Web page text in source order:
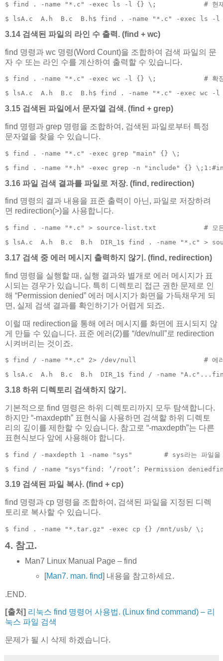
$ find . -name "*.c" -exec ls -l {} \;            # 현재 디렉
$ lsA.c  A.h  B.c  B.h$ find . -name "*.c" -exec ls -l
3.14 검색된 파일의 라인 수 출력. (find + wc)
find 명령과 wc 명령(Word Count)을 조합하여 검색 파일의 문
자 수 또는 라인 수를 계산하여 출력할 수 있습니다.
$ find . -name "*.c" -exec wc -l {} \;            # 확장자
$ lsA.c  A.h  B.c  B.h$ find . -name "*.c" -exec wc -
3.15 검색된 파일에서 문자열 검색. (find + grep)
find 명령과 grep 명령을 조합하여, 검색된 파일로부터 특정
문자열을 찾을 수 있습니다.
$ find . -name "*.c" -exec grep "main" {} \;
$ find . -name "*.h" -exec grep -n "include" {}
3.16 파일 검색 결과를 파일로 저장. (find, redirection)
find 명령의 결과 내용을 표준 출력이 아닌, 파일로 저장하려
면 redirection(>)을 사용합니다.
$ find . -name "*.c" > source-list.txt            # 모든 c
$ lsA.c  A.h  B.c  B.h  DIR_1$ find . -name "*.c" >
3.17 검색 중 에러 메시지 출력하지 않기. (find, redirection)
find 명령을 실행할 때, 실행 결과와 별개로 에러 메시지가 표
시되는 경우가 있습니다. 특히 디렉토리 접근 권한 문제로 인
해 “Permission denied” 에러 메시지가 화면을 가득채우게 되
면, 실제 검색 결과를 확인하기가 어렵게 되죠.
이럴 때 redirection을 통해 에러 메시지를 화면에 표시되지 않
게 만들 수 있습니다. 표준 에러(2)를 “/dev/null”로 redirection
시켜버리는 것이죠.
$ find / -name "*.c" 2> /dev/null                 # 에러 메
$ lsA.c  A.h  B.c  B.h  DIR_1$ find / -name
3.18 하위 디렉토리 검색하지 않기.
기본적으로 find 명령은 하위 디렉토리까지 모두 탐색합니다.
하지만 “-maxdepth” 표현식을 사용하면 검색할 하위 디렉토
리의 깊이를 제한할 수 있습니다. 참고로 “-maxdepth”는 다른
표현식보다 앞에 사용해야 합니다.
$ find / -maxdepth 1 -name "sys"        # sys라는 파일을
$ find / -name "sys"find: ‘/root’: Permission
3.19 검색된 파일 복사. (find + cp)
find 명령과 cp 명령을 조합하여, 검색된 파일을 지정된 디렉
토리로 복사할 수 있습니다.
$ find . -name "*.tar.gz" -exec cp {} /mnt/usb/ \;
4. 참고.
Man7 Linux Manual Page – find
[Man7. man. find] 내용을 참고하세요.
.END.
[출처] 리눅스 find 명령어 사용법. (Linux find command) – 리
눅스 파일 검색
문제가 될 시 삭제 하겠습니다.